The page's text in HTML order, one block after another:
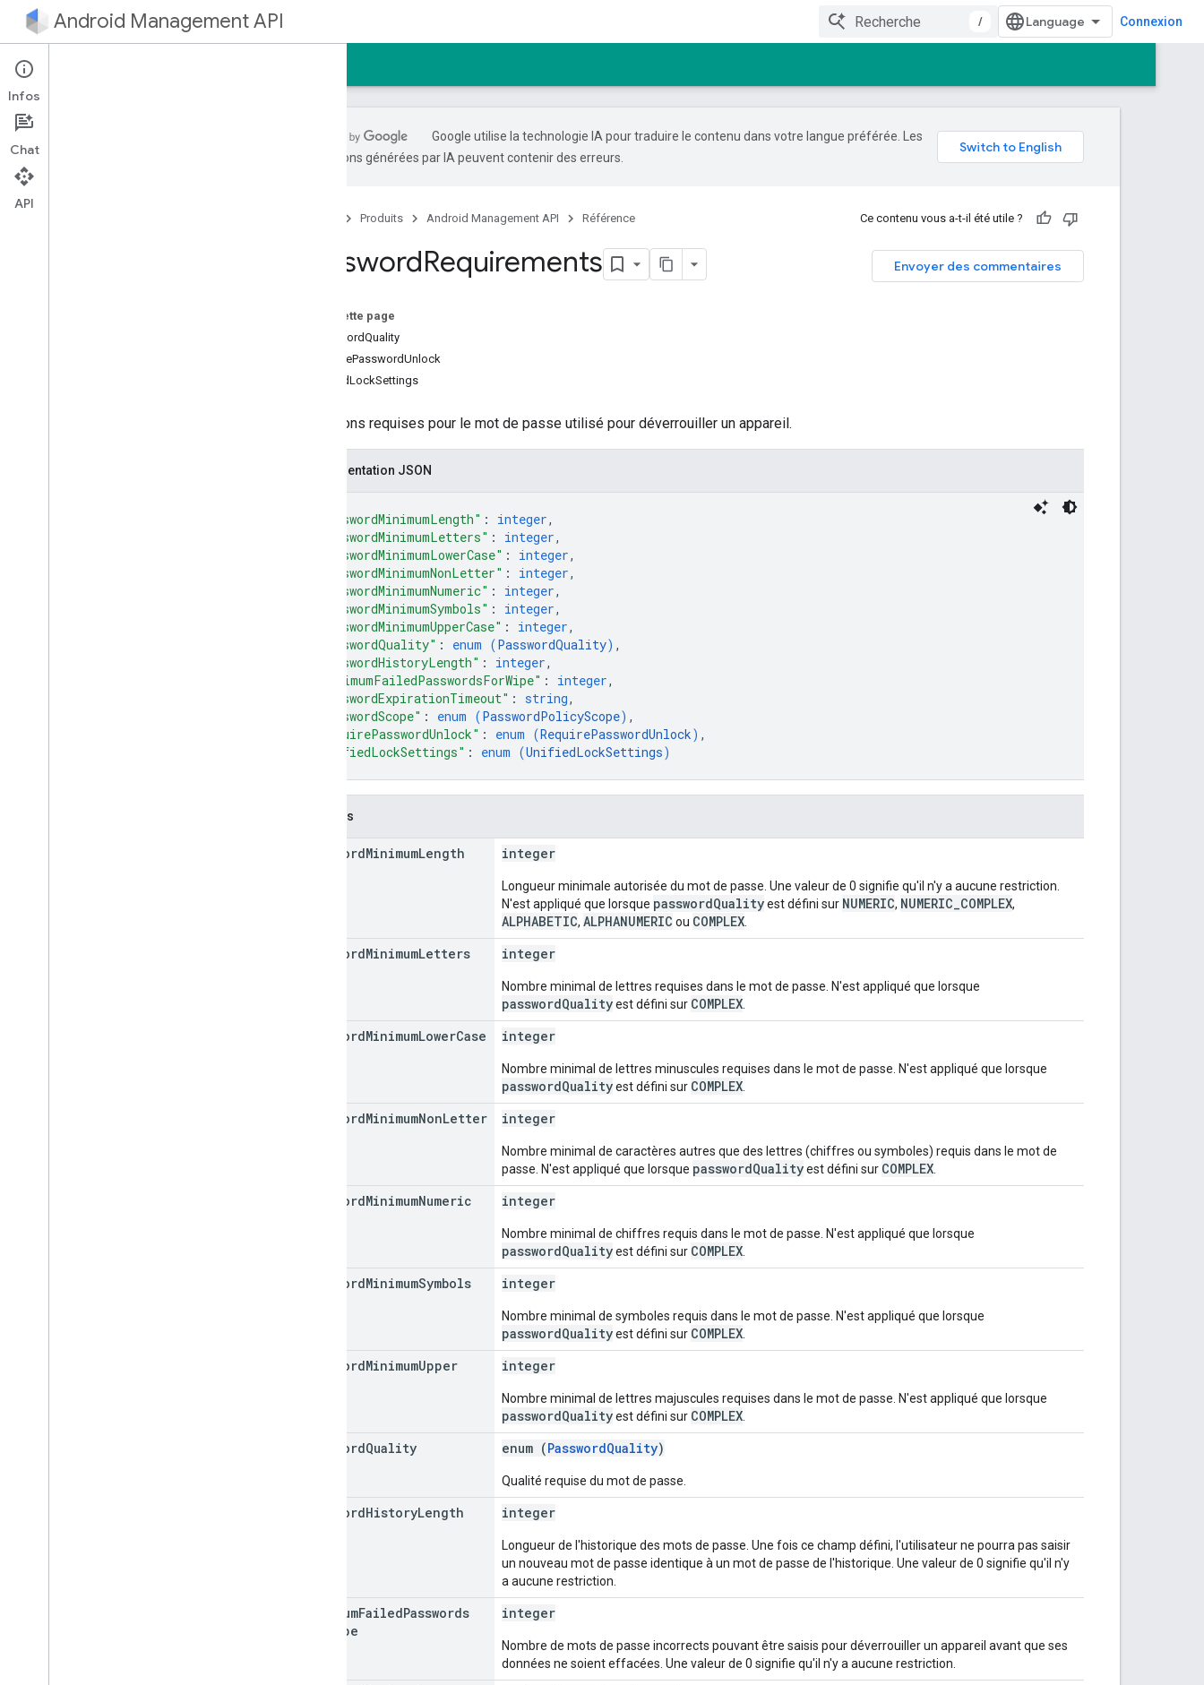
Android Management API / Connexion
Android Management API
Google utilise la technologie IA pour traduire le contenu dans votre langue préférée. Les
traductions générées par IA peuvent contenir des erreurs.
Produits Android Management API Référence Ce contenu vous a-t-il été utile ?
Envoyer des commentaires
PasswordRequirements
Sur cette page
PasswordQuality
RequirePasswordUnlock
UnifiedLockSettings
Conditions requises pour le mot de passe utilisé pour déverrouiller un appareil.
Représentation JSON
"passwordMinimumLength" : integer,
"passwordMinimumLetters" : integer,
"passwordMinimumLowerCase" : integer,
"passwordMinimumNonLetter" : integer,
"passwordMinimumNumeric" : integer,
"passwordMinimumSymbols" : integer,
"passwordMinimumUpperCase" : integer,
"passwordQuality" : enum (PasswordQuality) ,
"passwordHistoryLength" : integer,
"maximumFailedPasswordsForWipe" : integer,
"passwordExpirationTimeout" : string,
"passwordScope" : enum (PasswordPolicyScope) ,
"requirePasswordUnlock" : enum (RequirePasswordUnlock) ,
"unifiedLockSettings" : enum (UnifiedLockSettings)
Champs
passwordMinimumLength integer
Longueur minimale autorisée du mot de passe. Une valeur de 0 signifie qu'il n'y a aucune restriction.
N'est appliqué que lorsque passwordQualityest défini sur NUMERIC, NUMERIC_COMPLEX,
ALPHABETIC, ALPHANUMERIC ou COMPLEX
passwordMinimumLetters integer
Nombre minimal de lettres requises dans le mot de passe. N'est appliqué que lorsque
passwordQualityest défini sur COMPLEX
passwordMinimumLowerCase integer
Nombre minimal de lettres minuscules requises dans le mot de passe. N'est appliqué que lorsque
passwordQualityest défini sur COMPLEX
passwordMinimumNonLetter integer
Nombre minimal de caractères autres que des lettres (chiffres ou symboles) requis dans le mot de
passe. N'est appliqué que lorsque passwordQualityest défini sur COMPLEX
passwordMinimumNumeric integer
Nombre minimal de chiffres requis dans le mot de passe. N'est appliqué que lorsque
passwordQualityest défini sur COMPLEX
passwordMinimumSymbols integer
Nombre minimal de symboles requis dans le mot de passe. N'est appliqué que lorsque
passwordQualityest défini sur COMPLEX
passwordMinimumUpper
integer
Nombre minimal de lettres majuscules requises dans le mot de passe. N'est appliqué que lorsque
passwordQualityest défini sur COMPLEX
passwordQuality enum (PasswordQuality)
Qualité requise du mot de passe.
passwordHistoryLength integer
Longueur de l'historique des mots de passe. Une fois ce champ défini, l'utilisateur ne pourra pas saisir
un nouveau mot de passe identique à un mot de passe de l'historique. Une valeur de 0 signifie qu'il n'y
a aucune restriction.
maximumFailedPasswords
Wipe
integer
Nombre de mots de passe incorrects pouvant être saisis pour déverrouiller un appareil avant que ses
données ne soient effacées. Une valeur de 0 signifie qu'il n'y a aucune restriction.
Infos
Chat
API